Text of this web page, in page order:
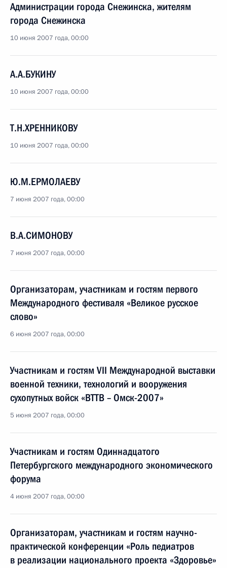
Администрации города Снежинска, жителям
города Снежинска
10 июня 2007 года, 00:00
А.А.БУКИНУ
10 июня 2007 года, 00:00
Т.Н.ХРЕННИКОВУ
10 июня 2007 года, 00:00
Ю.М.ЕРМОЛАЕВУ
7 июня 2007 года, 00:00
В.А.СИМОНОВУ
7 июня 2007 года, 00:00
Организаторам, участникам и гостям первого
Международного фестиваля «Великое русское
слово»
6 июня 2007 года, 00:00
Участникам и гостям VII Международной выставки
военной техники, технологий и вооружения
сухопутных войск «ВТТВ – Омск-2007»
5 июня 2007 года, 00:00
Участникам и гостям Одиннадцатого
Петербургского международного экономического
форума
4 июня 2007 года, 00:00
Организаторам, участникам и гостям научно-
практической конференции «Роль педиатров
в реализации национального проекта «Здоровье»